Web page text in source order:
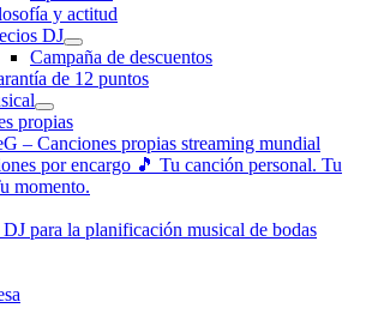
y actitud
DJ
Campaña de descuentos
de 12 puntos
propias
– Canciones propias streaming mundial
por encargo 🎵 Tu canción personal. Tu
momento.
para la planificación musical de bodas